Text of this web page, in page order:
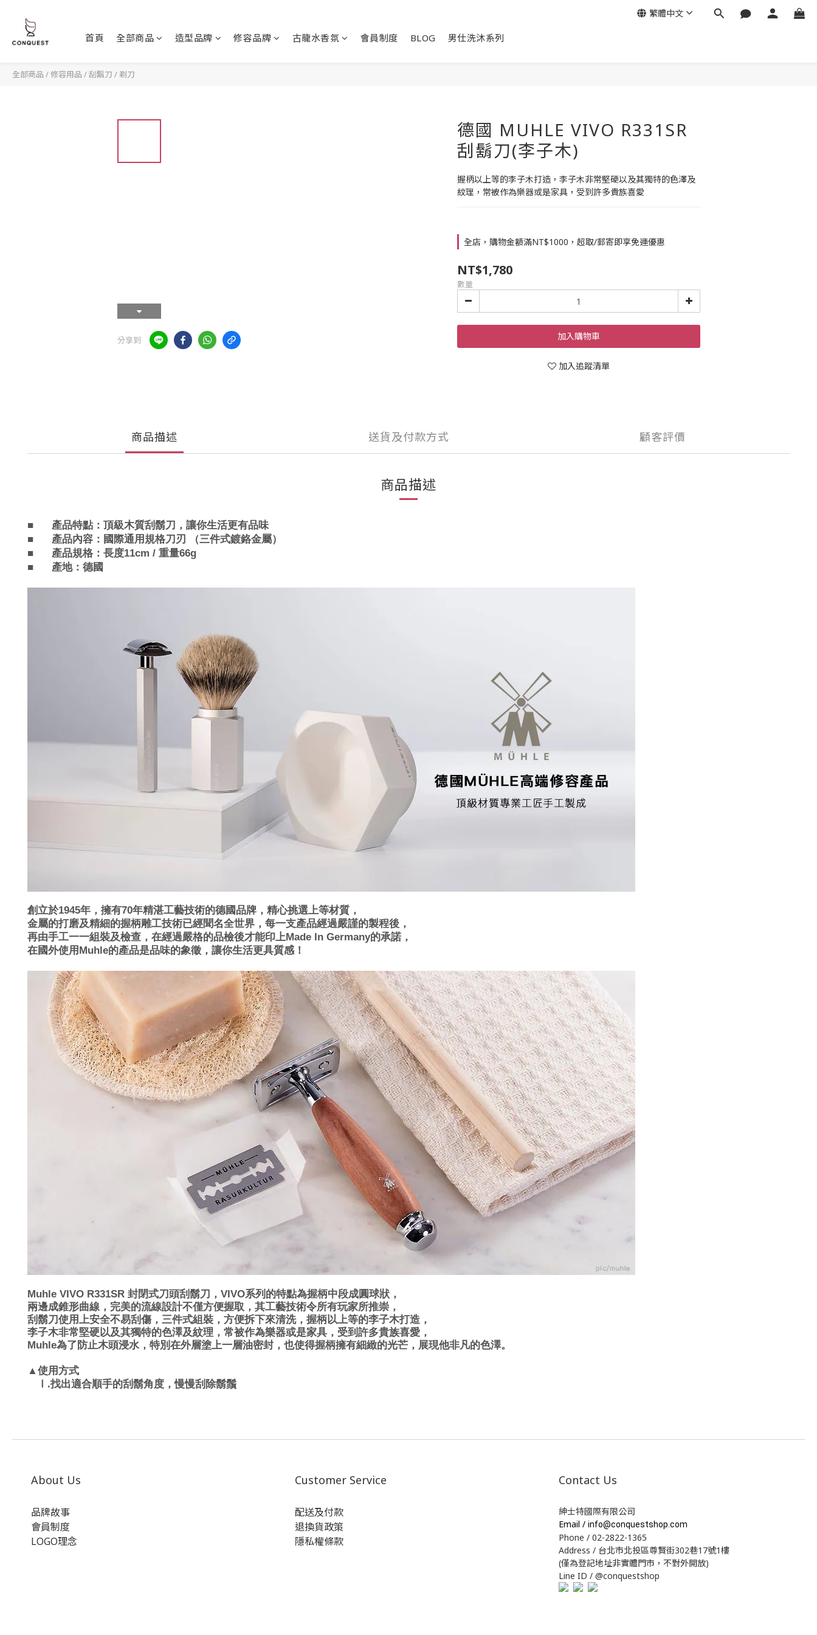
首頁 全部商品 造型品牌 修容品牌 古龍水香氛 會員制度 BLOG 男仕洗沐系列
繁體中文
全部商品 /修容用品 /刮鬍刀 / 剃刀
分享到
德國 MUHLE VIVO R331SR
刮鬍刀(李子木)
握柄以上等的李子木打造，李子木非常堅硬以及其獨特的色澤及
紋理，常被作為樂器或是家具，受到許多貴族喜愛
全店，購物金額滿NT$1000，超取/郵寄即享免運優惠
NT$1,780
數量
加入購物車
加入追蹤清單
商品描述 送貨及付款方式 顧客評價
商品描述
■ 產品特點： 頂級木質刮鬍刀，讓你生活更有品味
■
產品內容：國際通用規格刀刃 （三件式鍍鉻金屬）
■
產品規格 ： 長度11cm / 重量66g
■
產地： 德國
創立於1945年，擁有70年精湛工藝技術的德國品牌，精心挑選上等材質，
金屬的打磨及精細的握柄雕工技術已經聞名全世界，每一支產品經過嚴謹的製程後，
再由手工一一組裝及檢查，在經過嚴格的品檢後才能印上Made In Germany的承諾，
在國外使用Muhle的產品是品味的象徵，讓你生活更具質感！
Muhle VIVO R331SR 封閉式刀頭刮鬍刀，VIVO系列的特點為握柄中段成圓球狀，
兩邊成錐形曲線，完美的流線設計不僅方便握取，其工藝技術令所有玩家所推崇，
刮鬍刀使用上安全不易刮傷，三件式組裝，方便拆下來清洗，握柄以上等的李子木打造，
李子木非常堅硬以及其獨特的色澤及紋理，常被作為樂器或是家具，受到許多貴族喜愛，
Muhle為了防止木頭浸水，特別在外層塗上一層油密封，也使得握柄擁有細緻的光芒，展現他非凡的色澤。
▲使用方式
.找出適合順手的刮鬍角度，慢慢刮除鬍鬚
About Us
品牌故事
會員制度
LOGO理念
Customer Service
配送及付款
退換貨政策
隱私權條款
Contact Us
紳士特國際有限公司
Email / info@conquestshop.com
Phone / 02-2822-1365
Address / 台北市北投區尊賢街302巷17號1樓
(僅為登記地址非實體門市，不對外開放)
Line ID / @conquestshop